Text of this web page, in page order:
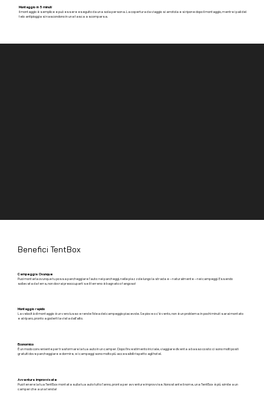
Montaggio in 5 minuti
il montaggio è semplice e può essere eseguito da una sola persona. La copertura da viaggio si arrotola e si ripone dopo il montaggio, mentre i pali del
telo antipioggia si nascondono in una tasca a scomparsa.
Benefici TentBox
Campeggia Ovunque
Puoi montarla ovunque tu possa parcheggiare l’auto: nei parcheggi, nelle piazzole lungo la strada e – naturalmente – nei campeggi. Essendo
sollevata da terra, non dovrai preoccuparti se il terreno è bagnato o fangoso!
Montaggio rapido
La velocità di montaggio è un vero lusso e rende l’idea del campeggio piacevole. Se piove o c’è vento, non è un problema: in pochi minuti sarai montato
e al riparo, pronto a goderti la vista dall’alto.
Economico
È un modo conveniente per trasformare la tua auto in un camper. Dopo l’investimento iniziale, viaggiare diventa a basso costo: ci sono molti posti
gratuiti dove parcheggiare e dormire, e i campeggi sono molto più accessibili rispetto agli hotel.
Avventura improvvisate
Puoi tenere la tua TentBox montata sulla tua auto tutto l’anno, pronta per avventure improvvise. Nonostante il nome, una TentBox è più simile a un
camper che a una tenda!